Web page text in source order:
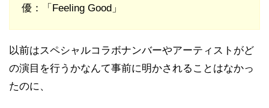
優：「Feeling Good」
以前はスペシャルコラボナンバーやアーティストがど
の演目を行うかなんて事前に明かされることはなかっ
たのに、